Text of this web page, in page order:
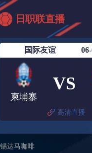
日职联直播
B1
日职联广岛三
国际友谊
柬埔寨
VS
高清直播
达马咖啡